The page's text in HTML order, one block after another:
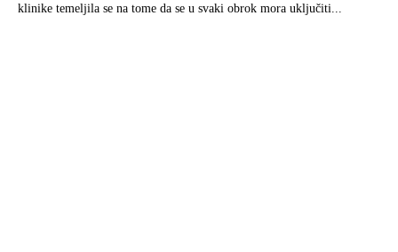
klinike temeljila se na tome da se u svaki obrok mora uključiti...